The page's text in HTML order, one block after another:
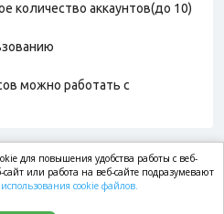
количество аккаунтов(до 10)
можно работать с
для повышения удобства работы с веб-
или работа на веб-сайте подразумевают
cookie файлов.